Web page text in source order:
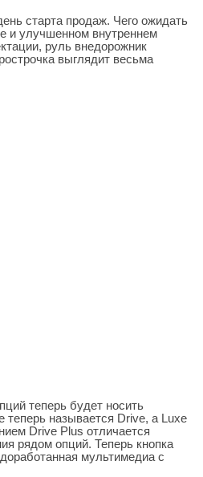
старта продаж. Чего ожидать
и улучшенном внутреннем
руль внедорожник
выглядит весьма
теперь будет носить
теперь называется Drive, а Luxe
Drive Plus отличается
рядом опций. Теперь кнопка
мультимедиа с